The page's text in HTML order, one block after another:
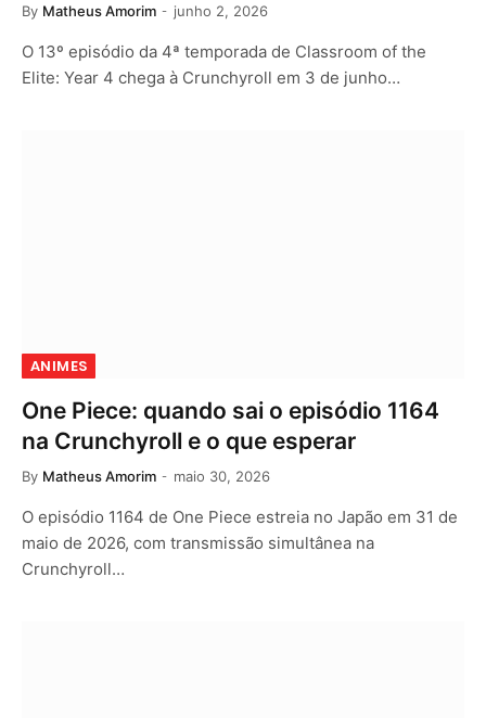
By Matheus Amorim junho 2, 2026
O 13º episódio da 4ª temporada de Classroom of the
Elite: Year 4 chega à Crunchyroll em 3 de junho…
ANIMES
One Piece: quando sai o episódio 1164
na Crunchyroll e o que esperar
By Matheus Amorim maio 30, 2026
O episódio 1164 de One Piece estreia no Japão em 31 de
maio de 2026, com transmissão simultânea na
Crunchyroll…